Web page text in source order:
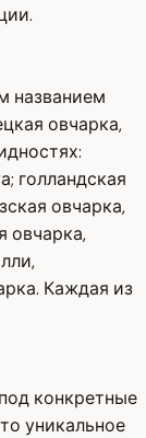
названием
овчарка,
голландская
овчарка,
овчарка,
Каждая из
конкретные
уникальное